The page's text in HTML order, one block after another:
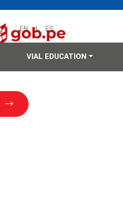
EN | ES
VIAL EDUCATION